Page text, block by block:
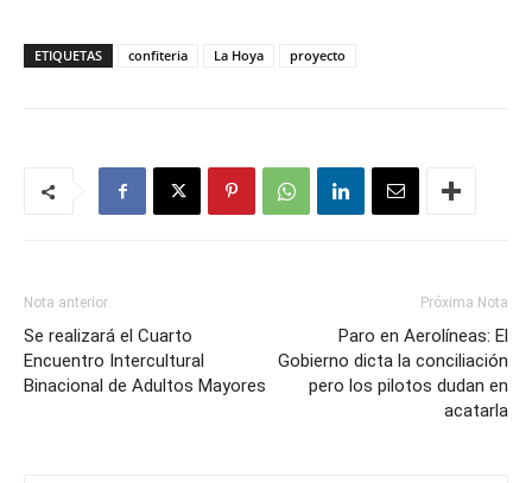
ETIQUETAS confiteria La Hoya proyecto
Nota anterior
Se realizará el Cuarto
Encuentro Intercultural
Binacional de Adultos Mayores
Próxima Nota
Paro en Aerolíneas: El
Gobierno dicta la conciliación
pero los pilotos dudan en
acatarla